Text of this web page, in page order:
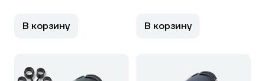
В корзину В корзину